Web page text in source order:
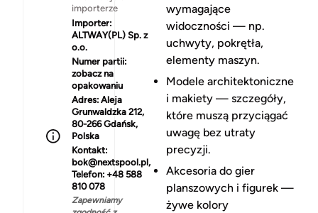
importerze
Importer:
ALTWAY(PL) Sp. z
o.o.
Numer partii:
zobacz na
opakowaniu
Adres: Aleja
Grunwaldzka 212,
80-266 Gdańsk,
Polska
Kontakt:
bok@nextspool.pl,
Telefon: +48 588
810 078
Zapewniamy
wymagające
widoczności — np.
uchwyty, pokrętła,
elementy maszyn.
Modele architektoniczne
i makiety — szczegóły,
które muszą przyciągać
uwagę bez utraty
precyzji.
Akcesoria do gier
planszowych i figurek —
żywe kolory